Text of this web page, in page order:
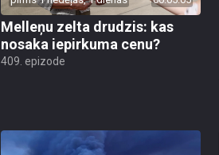
Melleņu zelta drudzis: kas
nosaka iepirkuma cenu?
409. epizode